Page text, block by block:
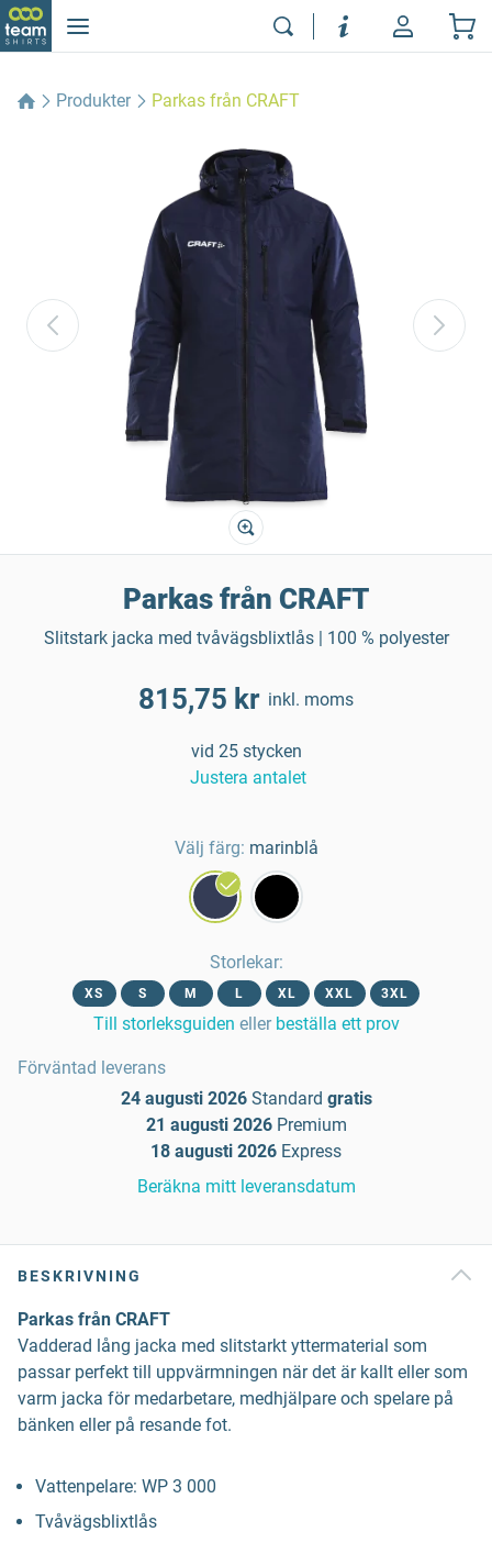
Produkter Parkas från CRAFT
Parkas från CRAFT
Slitstark jacka med tvåvägsblixtlås | 100 % polyester
815,75 kr inkl. moms
vid 25 stycken
Justera antalet
Välj färg: marinblå
Storlekar:
XS S M L XL XXL 3XL
Till storleksguiden eller beställa ett prov
Förväntad leverans
24 augusti 2026 Standard gratis
21 augusti 2026 Premium
18 augusti 2026 Express
Beräkna mitt leveransdatum
BESKRIVNING
Parkas från CRAFT
Vadderad lång jacka med slitstarkt yttermaterial som
passar perfekt till uppvärmningen när det är kallt eller som
varm jacka för medarbetare, medhjälpare och spelare på
bänken eller på resande fot.
Vattenpelare: WP 3 000
Tvåvägsblixtlås